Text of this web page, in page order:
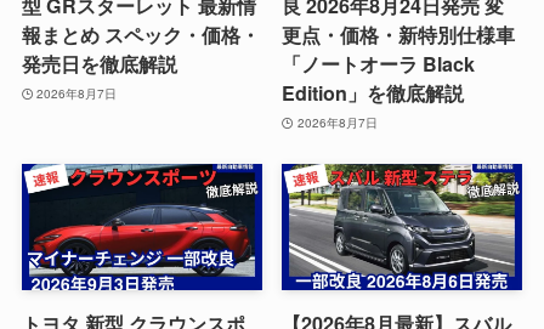
報まとめ スペック・価格・
発売日を徹底解説
2026年8月7日
更点・価格・新特別仕様車
「ノートオーラ Black
Edition」を徹底解説
2026年8月7日